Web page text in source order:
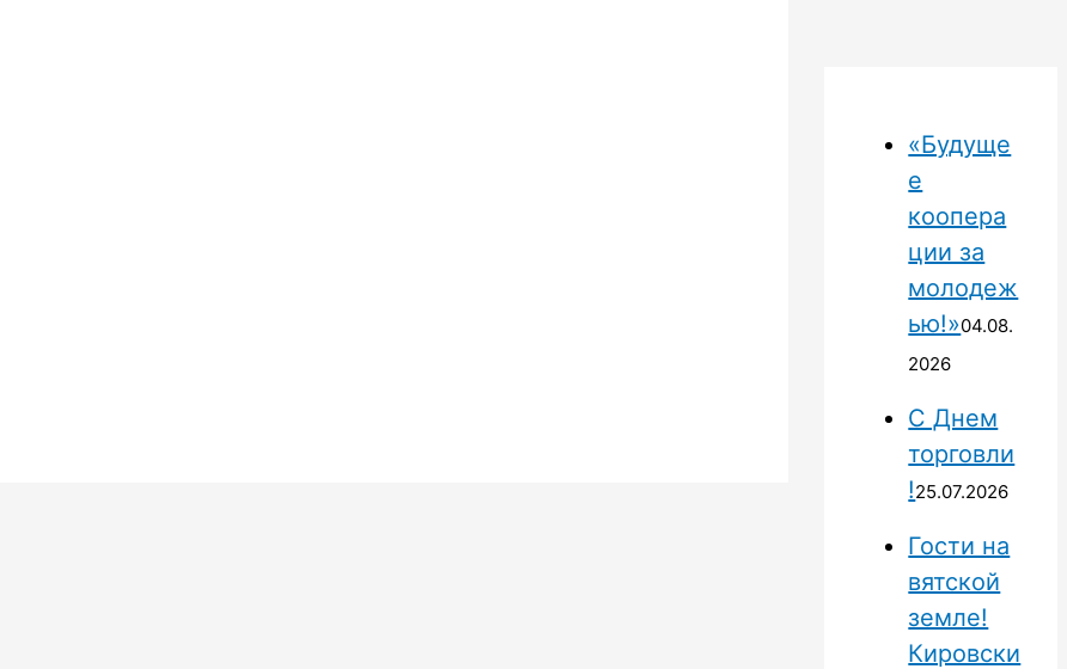
«Будуще
е
коопера
ции за
молодеж
ью!»04.08.
2026
С Днем
торговли
!25.07.2026
Гости на
вятской
земле!
Кировски